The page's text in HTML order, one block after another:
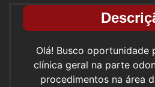
Olá! Busco oportunidade
clínica geral na parte
procedimentos na área